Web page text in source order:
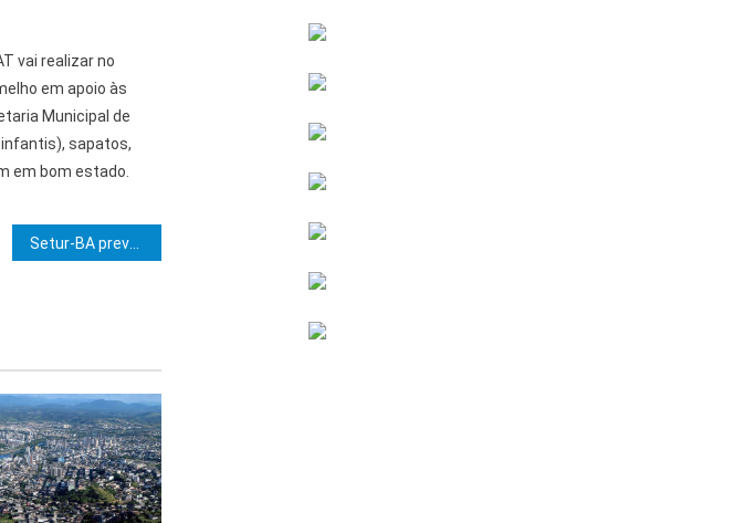
vai realizar no
em apoio às
Municipal de
sapatos,
em bom estado.
Setur-BA prevê novo recorde no turismo baiano na alta temporada 2025/2026